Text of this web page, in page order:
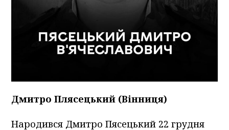
Дмитро Плясецький (Вінниця)
Народився Дмитро Пясецький 22 грудня